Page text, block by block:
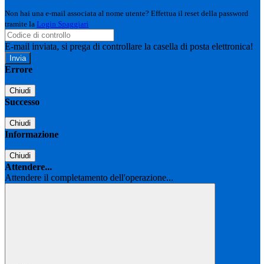
Non hai una e-mail associata al nome utente? Effettua il reset della password
tramite la Login Spaggiari
E-mail inviata, si prega di controllare la casella di posta elettronica!
Errore
Chiudi
Successo
Chiudi
Informazione
Chiudi
Attendere...
Attendere il completamento dell'operazione...